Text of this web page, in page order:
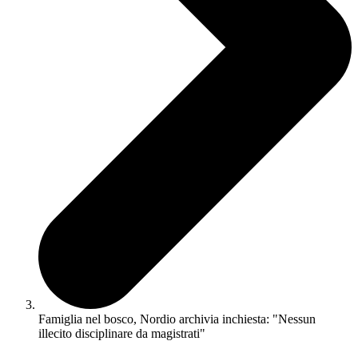
Famiglia nel bosco, Nordio archivia inchiesta: "Nessun
illecito disciplinare da magistrati"